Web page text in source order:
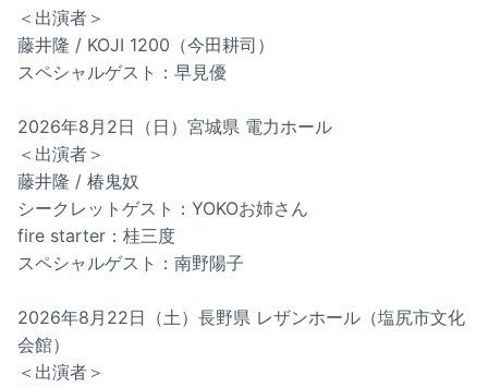
＜出演者＞
藤井隆 / KOJI 1200（今田耕司）
スペシャルゲスト：早見優
2026年8月2日（日）宮城県 電力ホール
＜出演者＞
藤井隆 / 椿鬼奴
シークレットゲスト：YOKOお姉さん
fire starter：桂三度
スペシャルゲスト：南野陽子
2026年8月22日（土）長野県 レザンホール（塩尻市文化
会館）
＜出演者＞